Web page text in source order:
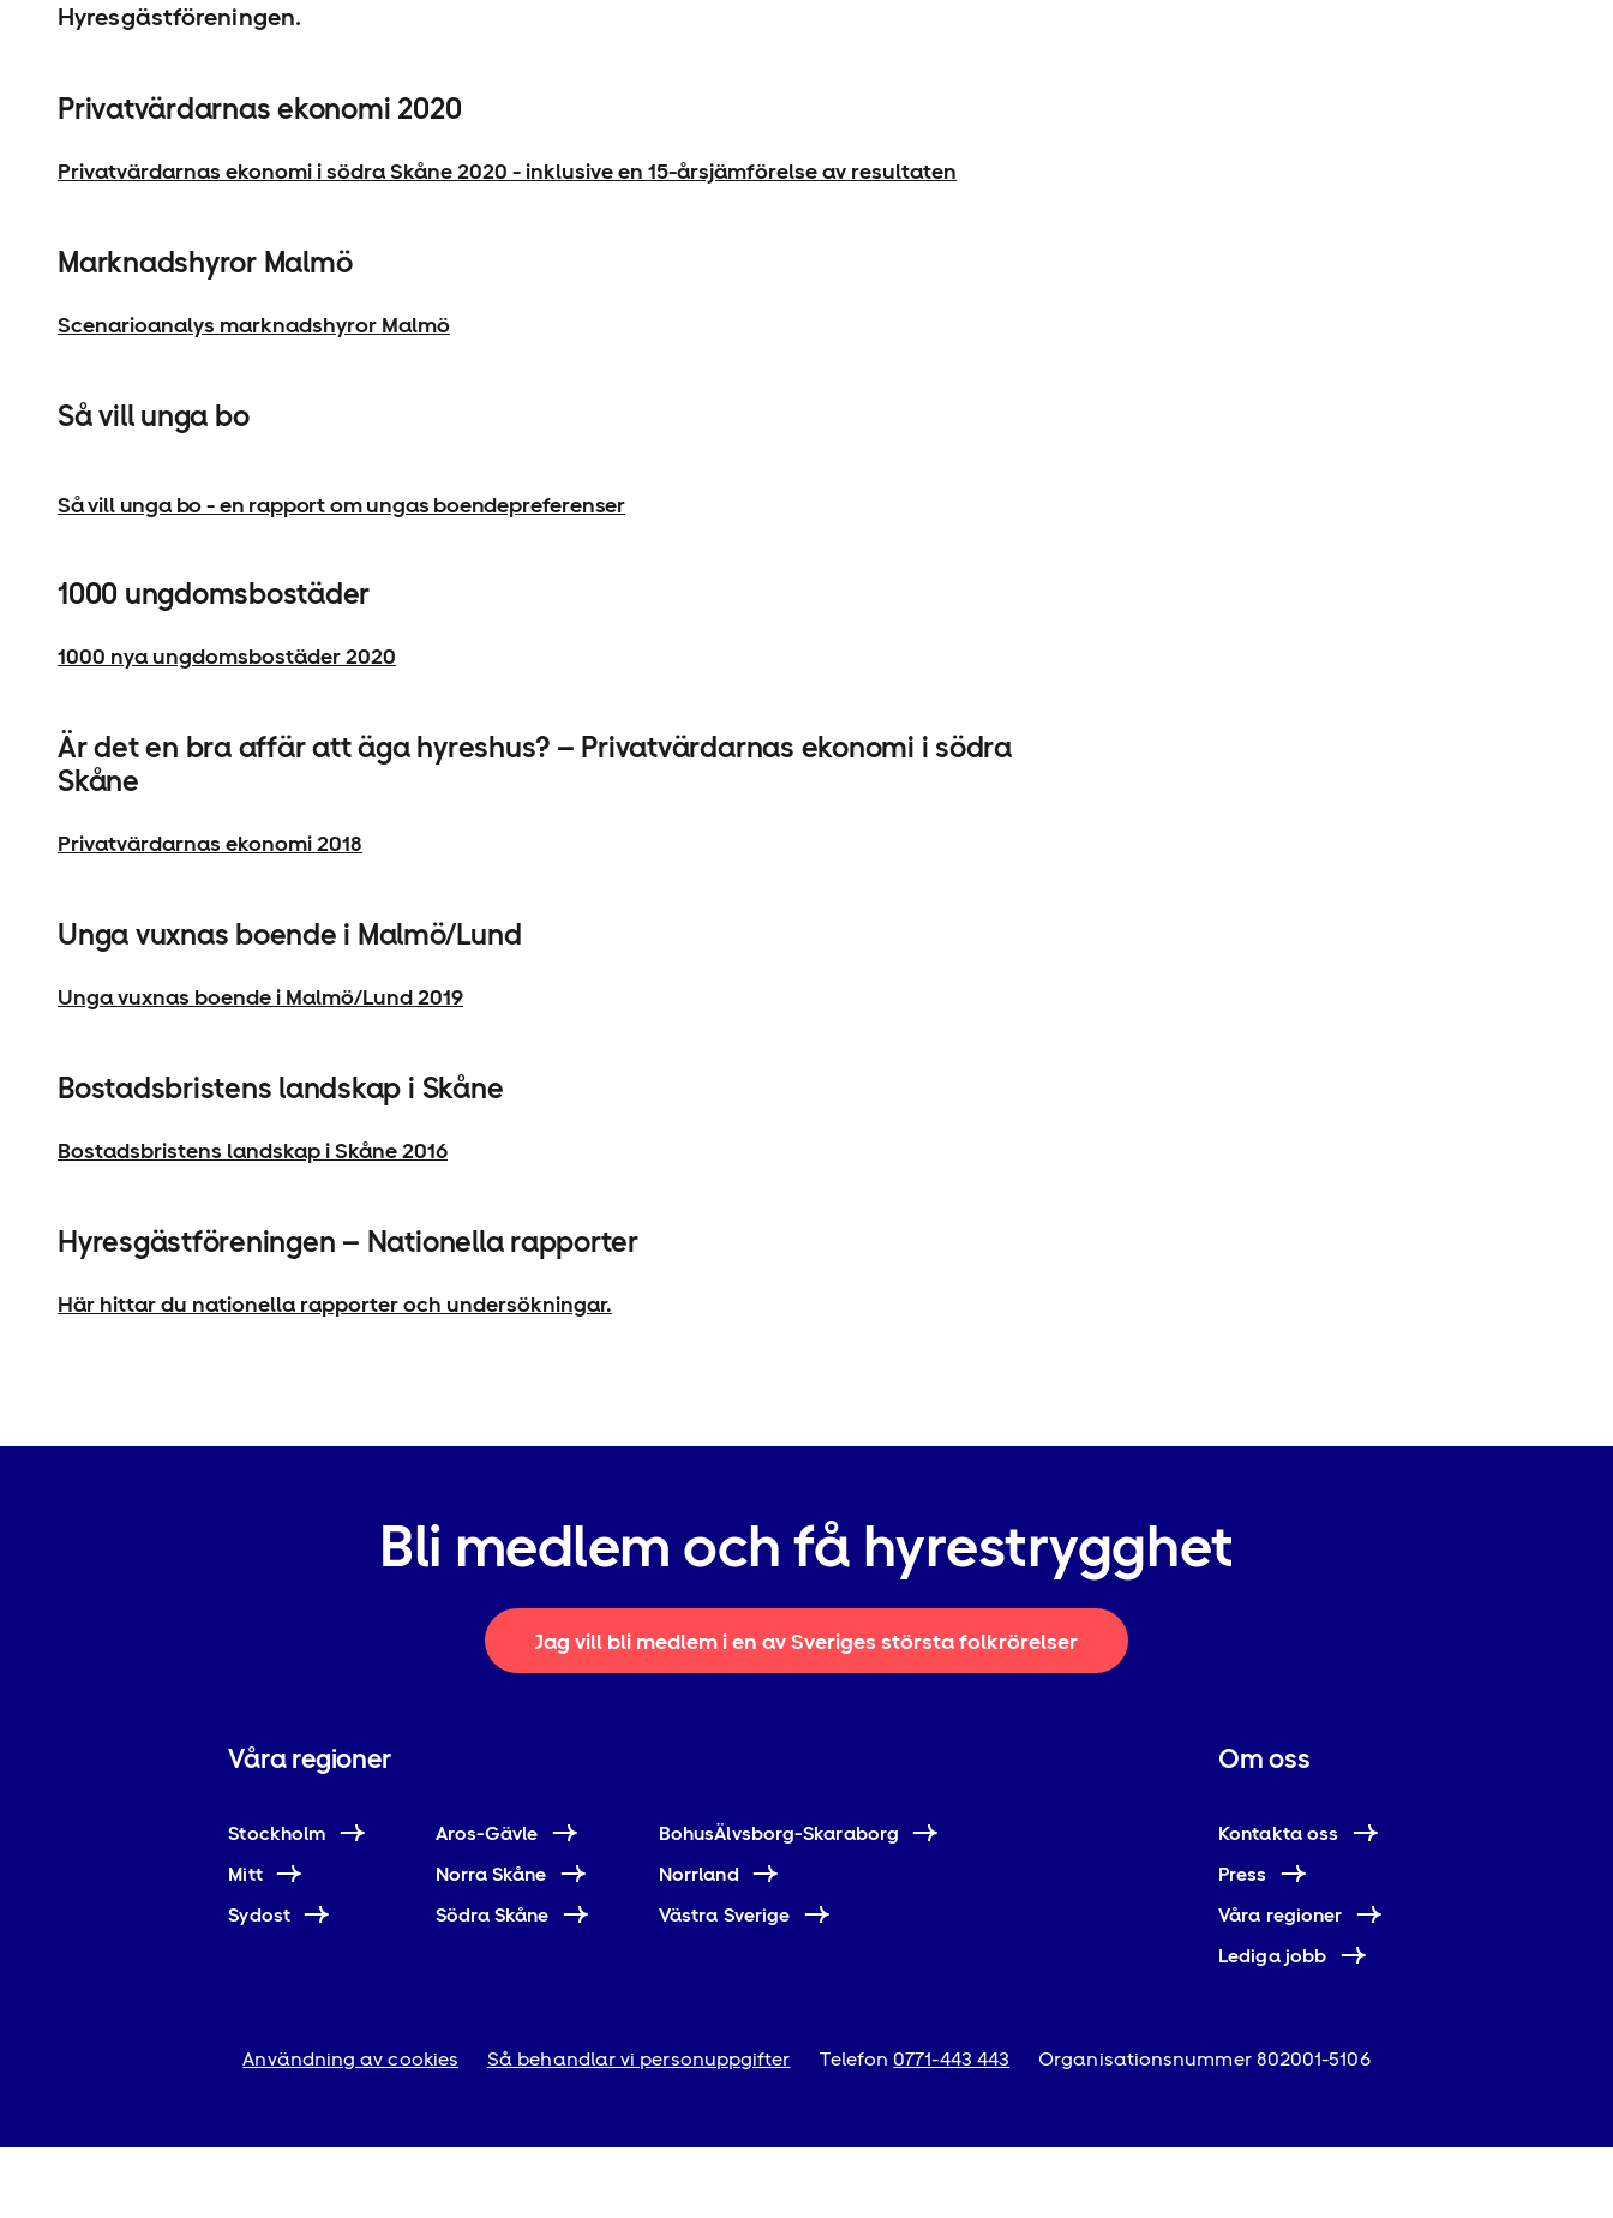
Hyresgäst­föreningen.
Privatvärdarnas ekonomi 2020
Privatvärdarnas ekonomi i södra Skåne 2020 - inklusive en 15-årsjämförelse av resultaten
Marknadshyror Malmö
Scenarioanalys marknadshyror Malmö
Så vill unga bo
Så vill unga bo - en rapport om ungas boendepreferenser
1000 ungdomsbostäder
1000 nya ungdomsbostäder 2020
Är det en bra affär att äga hyreshus? – Privatvärdarnas ekonomi i södra
Skåne
Privatvärdarnas ekonomi 2018
Unga vuxnas boende i Malmö/Lund
Unga vuxnas boende i Malmö/Lund 2019
Bostadsbristens landskap i Skåne
Bostadsbristens landskap i Skåne 2016
Hyresgäst­föreningen – Nationella rapporter
Här hittar du nationella rapporter och undersökningar.
Bli medlem och få hyrestrygghet
Jag vill bli medlem i en av Sveriges största folkrörelser
Våra regioner
Stockholm Aros-Gävle
BohusÄlvsborg-Skaraborg
Mitt
Norra Skåne
Norrland
Sydost
Södra Skåne Västra Sverige
Om oss
Kontakta oss
Press
Våra regioner
Lediga jobb
Användning av cookies Så behandlar vi personuppgifter Telefon0771-443 443 Organisationsnummer 802001-5106